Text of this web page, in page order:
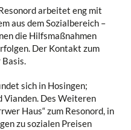
arbeitet eng mit
aus dem Sozialbereich –
die Hilfsmaßnahmen
Der Kontakt zum
sich in Hosingen;
Vianden. Des Weiteren
Haus“ zum Resonord, in
zu sozialen Preisen